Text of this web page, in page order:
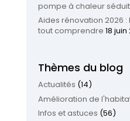
pompe à chaleur
Aides rénovation 2026
tout comprendre 18
Thèmes du blog
Actualités (14)
Amélioration de
Infos et astuces (56)